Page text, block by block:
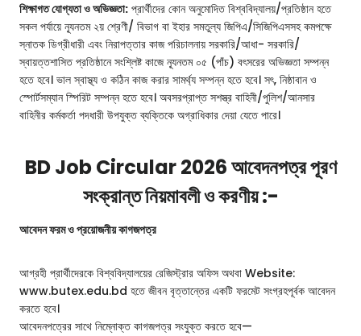
শিক্ষাগত যোগ্যতা ও অভিজ্ঞতা: প্রার্থীদের কোন অনুমোদিত বিশ্ববিদ্যালয়/প্রতিষ্ঠান হতে
সকল পর্যায়ে ন্যূনতম ২য় শ্রেণী/ বিভাগ বা ইহার সমতুল্য জিপিএ/সিজিপিএসসহ কমপক্ষে
স্নাতক ডিগ্রীধারী এবং নিরাপত্তার কাজ পরিচালনায় সরকারি/আধা- সরকারি/
স্বায়ত্তশাসিত প্রতিষ্ঠানে সংশ্লিষ্ট কাজে ন্যূনতম ০৫ (পাঁচ) বৎসরের অভিজ্ঞতা সম্পন্ন
হতে হবে। ভাল স্বাস্থ্য ও কঠিন কাজ করার সামর্থ্য সম্পন্ন হতে হবে। সৎ, নিষ্ঠাবান ও
স্পোর্টসম্যান স্পিরিট সম্পন্ন হতে হবে। অবসরপ্রাপ্ত সশস্ত্র বাহিনী/পুলিশ/আনসার
বাহিনীর কর্মকর্তা পদধারী উপযুক্ত ব্যক্তিকে অগ্রাধিকার দেয়া যেতে পারে।
BD Job Circular 2026 আবেদনপত্র পূরণ
সংক্রান্ত নিয়মাবলী ও করণীয় :-
আবেদন ফরম ও প্রয়োজনীয় কাগজপত্র
আগ্রহী প্রার্থীদেরকে বিশ্ববিদ্যালয়ের রেজিস্ট্রার অফিস অথবা Website:
www.butex.edu.bd হতে জীবন বৃত্তান্তের একটি ফরমেট সংগ্রহপূর্বক আবেদন
করতে হবে।
আবেদনপত্রের সাথে নিম্নোক্ত কাগজপত্র সংযুক্ত করতে হবে—